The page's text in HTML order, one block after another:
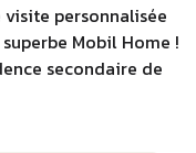
personnalisée
Mobil Home !
secondaire de